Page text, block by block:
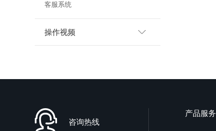
客服系统
操作视频
咨询热线
产品服务